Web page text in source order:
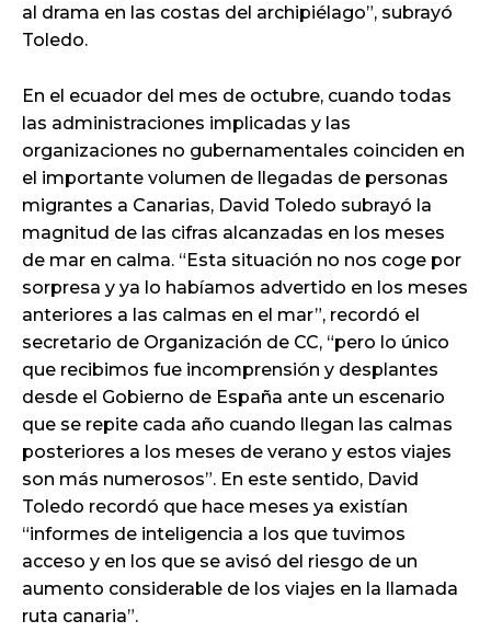
al drama en las costas del archipiélago”, subrayó
Toledo.
En el ecuador del mes de octubre, cuando todas
las administraciones implicadas y las
organizaciones no gubernamentales coinciden en
el importante volumen de llegadas de personas
migrantes a Canarias, David Toledo subrayó la
magnitud de las cifras alcanzadas en los meses
de mar en calma. “Esta situación no nos coge por
sorpresa y ya lo habíamos advertido en los meses
anteriores a las calmas en el mar”, recordó el
secretario de Organización de CC, “pero lo único
que recibimos fue incomprensión y desplantes
desde el Gobierno de España ante un escenario
que se repite cada año cuando llegan las calmas
posteriores a los meses de verano y estos viajes
son más numerosos”. En este sentido, David
Toledo recordó que hace meses ya existían
“informes de inteligencia a los que tuvimos
acceso y en los que se avisó del riesgo de un
aumento considerable de los viajes en la llamada
ruta canaria”.